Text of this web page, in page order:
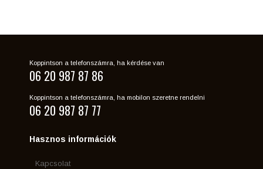
Koppintson a telefonszámra, ha kérdése van
06 20 987 87 86
Koppintson a telefonszámra, ha mobilon szeretne rendelni
06 20 987 87 77
Hasznos információk
Kapcsolat